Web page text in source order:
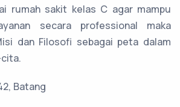
rumah sakit kelas C agar mampu
secara professional maka
dan Filosofi sebagai peta dalam
Batang